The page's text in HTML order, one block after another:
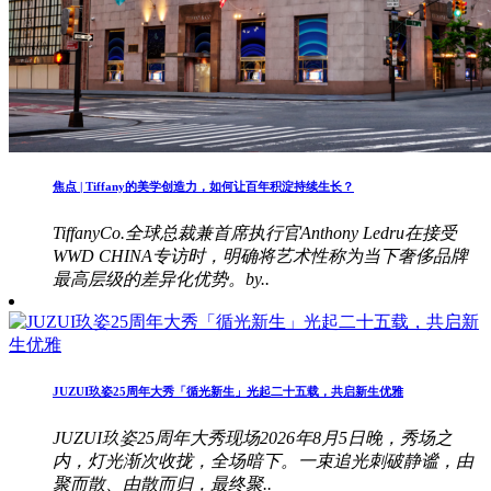
焦点 | Tiffany的美学创造力，如何让百年积淀持续生长？
TiffanyCo.全球总裁兼首席执行官Anthony Ledru在接受
WWD CHINA专访时，明确将艺术性称为当下奢侈品牌
最高层级的差异化优势。by..
JUZUI玖姿25周年大秀「循光新生」光起二十五载，共启新生优雅
JUZUI玖姿25周年大秀现场2026年8月5日晚，秀场之
内，灯光渐次收拢，全场暗下。一束追光刺破静谧，由
聚而散、由散而归，最终聚..